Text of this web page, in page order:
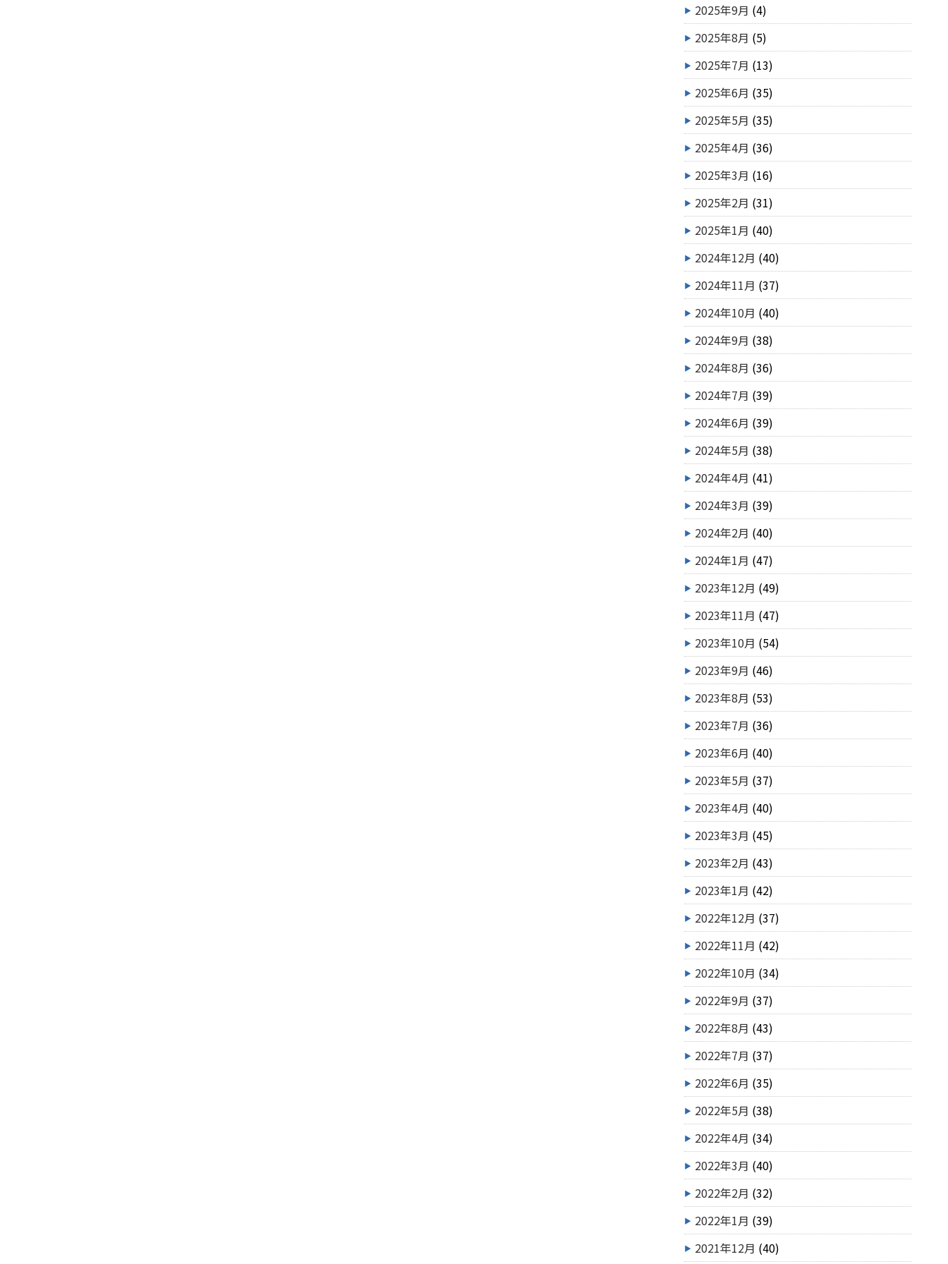
2025年9月 (4)
2025年8月 (5)
2025年7月 (13)
2025年6月 (35)
2025年5月 (35)
2025年4月 (36)
2025年3月 (16)
2025年2月 (31)
2025年1月 (40)
2024年12月 (40)
2024年11月 (37)
2024年10月 (40)
2024年9月 (38)
2024年8月 (36)
2024年7月 (39)
2024年6月 (39)
2024年5月 (38)
2024年4月 (41)
2024年3月 (39)
2024年2月 (40)
2024年1月 (47)
2023年12月 (49)
2023年11月 (47)
2023年10月 (54)
2023年9月 (46)
2023年8月 (53)
2023年7月 (36)
2023年6月 (40)
2023年5月 (37)
2023年4月 (40)
2023年3月 (45)
2023年2月 (43)
2023年1月 (42)
2022年12月 (37)
2022年11月 (42)
2022年10月 (34)
2022年9月 (37)
2022年8月 (43)
2022年7月 (37)
2022年6月 (35)
2022年5月 (38)
2022年4月 (34)
2022年3月 (40)
2022年2月 (32)
2022年1月 (39)
2021年12月 (40)